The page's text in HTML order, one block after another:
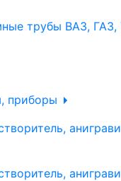
трубы ВАЗ, ГАЗ,
приборы